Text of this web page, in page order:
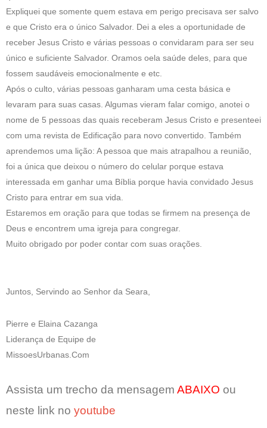
Expliquei que somente quem estava em perigo precisava ser salvo
e que Cristo era o único Salvador. Dei a eles a oportunidade de
receber Jesus Cristo e várias pessoas o convidaram para ser seu
único e suficiente Salvador. Oramos oela saúde deles, para que
fossem saudáveis emocionalmente e etc.
Após o culto, várias pessoas ganharam uma cesta básica e
levaram para suas casas. Algumas vieram falar comigo, anotei o
nome de 5 pessoas das quais receberam Jesus Cristo e presenteei
com uma revista de Edificação para novo convertido. Também
aprendemos uma lição: A pessoa que mais atrapalhou a reunião,
foi a única que deixou o número do celular porque estava
interessada em ganhar uma Bíblia porque havia convidado Jesus
Cristo para entrar em sua vida.
Estaremos em oração para que todas se firmem na presença de
Deus e encontrem uma igreja para congregar.
Muito obrigado por poder contar com suas orações.
Juntos, Servindo ao Senhor da Seara,
Pierre e Elaina Cazanga
Liderança de Equipe de
MissoesUrbanas.Com
Assista um trecho da mensagem ABAIXO ou
neste link no youtube